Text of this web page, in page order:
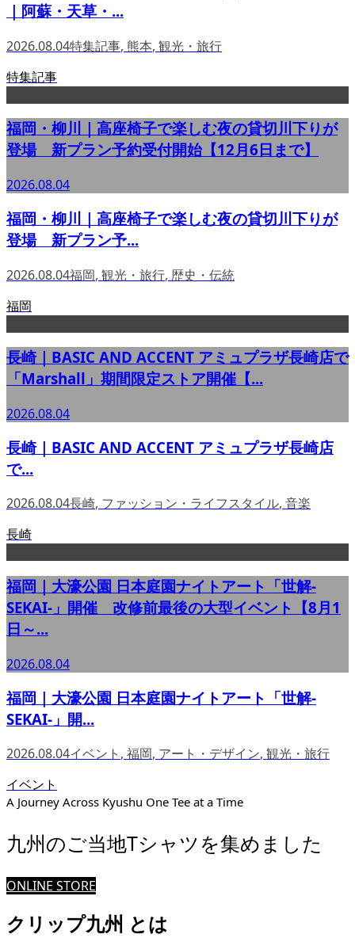
｜阿蘇・天草・...
2026.08.04特集記事, 熊本, 観光・旅行
特集記事
福岡・柳川｜高座椅子で楽しむ夜の貸切川下りが
登場 新プラン予約受付開始【12月6日まで】
2026.08.04
福岡・柳川｜高座椅子で楽しむ夜の貸切川下りが
登場 新プラン予...
2026.08.04福岡, 観光・旅行, 歴史・伝統
福岡
長崎｜BASIC AND ACCENT アミュプラザ長崎店で
「Marshall」期間限定ストア開催【...
2026.08.04
長崎｜BASIC AND ACCENT アミュプラザ長崎店
で...
2026.08.04長崎, ファッション・ライフスタイル, 音楽
長崎
福岡｜大濠公園 日本庭園ナイトアート「世解-
SEKAI-」開催 改修前最後の大型イベント【8月1
日～...
2026.08.04
福岡｜大濠公園 日本庭園ナイトアート「世解-
SEKAI-」開...
2026.08.04イベント , 福岡, アート・デザイン, 観光・旅行
イベント
A Journey Across Kyushu One Tee at a Time
九州のご当地Tシャツを集めました
ONLINE STORE
クリップ九州 とは